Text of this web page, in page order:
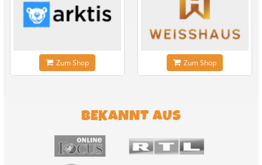
Zum Shop Zum Shop
BEKANNT AUS